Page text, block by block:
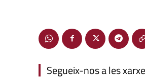
Segueix-nos a les